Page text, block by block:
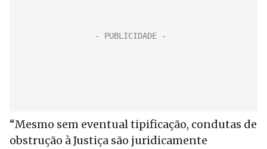
“Mesmo sem eventual tipificação, condutas de
obstrução à Justiça são juridicamente